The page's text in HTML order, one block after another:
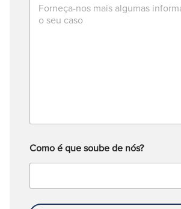
Como é que soube de nós?